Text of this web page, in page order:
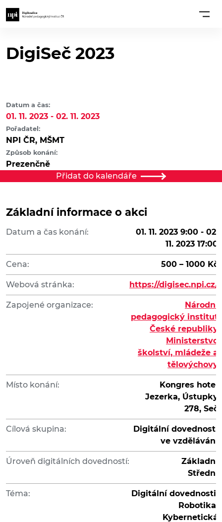
DigiSeč 2023
Datum a čas:
01. 11. 2023 - 02. 11. 2023
Pořadatel:
NPI ČR, MŠMT
Způsob konání:
Prezenčně
Přidat do kalendáře
Základní informace o akci
Datum a čas konání:
01. 11. 2023 9:00 - 02.
11. 2023 17:00
Cena: 500 – 1000 Kč
Webová stránka: https://digisec.npi.cz/
Zapojené organizace:
Národní
pedagogický institut
České republiky
Ministerstvo
školství, mládeže a
tělovýchovy
Místo konání:
Kongres hotel
Jezerka, Ústupky
278, Seč
Cílová skupina:
Digitální dovednosti
ve vzdělávání
Úroveň digitálních dovedností:
Základní
Střední
Téma:
Digitální dovednosti,
Robotika,
Kybernetická